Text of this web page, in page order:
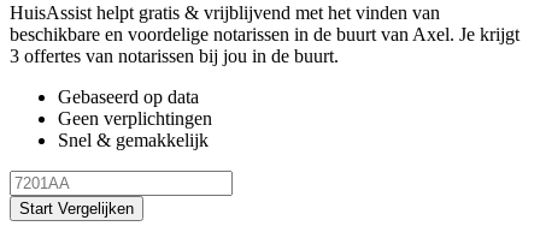
HuisAssist helpt gratis & vrijblijvend met het vinden van
beschikbare en voordelige notarissen in de buurt van Axel. Je krijgt
3 offertes van notarissen bij jou in de buurt.
Gebaseerd op data
Geen verplichtingen
Snel & gemakkelijk
Start Vergelijken